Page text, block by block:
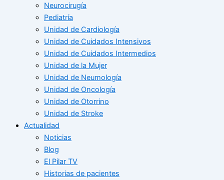
Neurocirugía
Pediatría
Unidad de Cardiología
Unidad de Cuidados Intensivos
Unidad de Cuidados Intermedios
Unidad de la Mujer
Unidad de Neumología
Unidad de Oncología
Unidad de Otorrino
Unidad de Stroke
Actualidad
Noticias
Blog
El Pilar TV
Historias de pacientes